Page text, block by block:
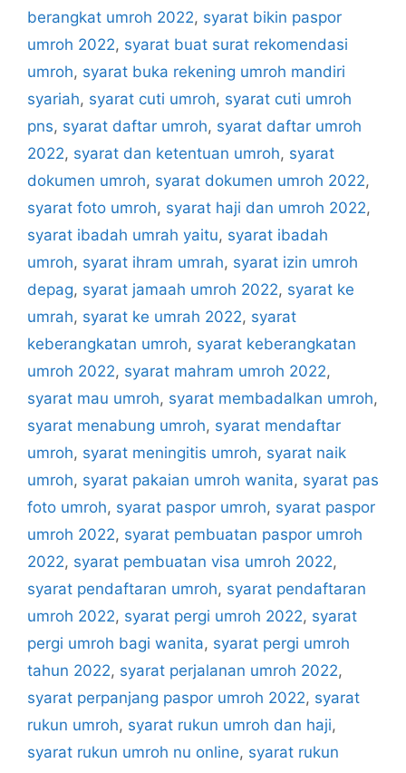
berangkat umroh 2022, syarat bikin paspor
umroh 2022, syarat buat surat rekomendasi
umroh, syarat buka rekening umroh mandiri
syariah, syarat cuti umroh, syarat cuti umroh
pns, syarat daftar umroh, syarat daftar umroh
2022, syarat dan ketentuan umroh, syarat
dokumen umroh, syarat dokumen umroh 2022,
syarat foto umroh, syarat haji dan umroh 2022,
syarat ibadah umrah yaitu, syarat ibadah
umroh, syarat ihram umrah, syarat izin umroh
depag, syarat jamaah umroh 2022, syarat ke
umrah, syarat ke umrah 2022, syarat
keberangkatan umroh, syarat keberangkatan
umroh 2022, syarat mahram umroh 2022,
syarat mau umroh, syarat membadalkan umroh,
syarat menabung umroh, syarat mendaftar
umroh, syarat meningitis umroh, syarat naik
umroh, syarat pakaian umroh wanita, syarat pas
foto umroh, syarat paspor umroh, syarat paspor
umroh 2022, syarat pembuatan paspor umroh
2022, syarat pembuatan visa umroh 2022,
syarat pendaftaran umroh, syarat pendaftaran
umroh 2022, syarat pergi umroh 2022, syarat
pergi umroh bagi wanita, syarat pergi umroh
tahun 2022, syarat perjalanan umroh 2022,
syarat perpanjang paspor umroh 2022, syarat
rukun umroh, syarat rukun umroh dan haji,
syarat rukun umroh nu online, syarat rukun